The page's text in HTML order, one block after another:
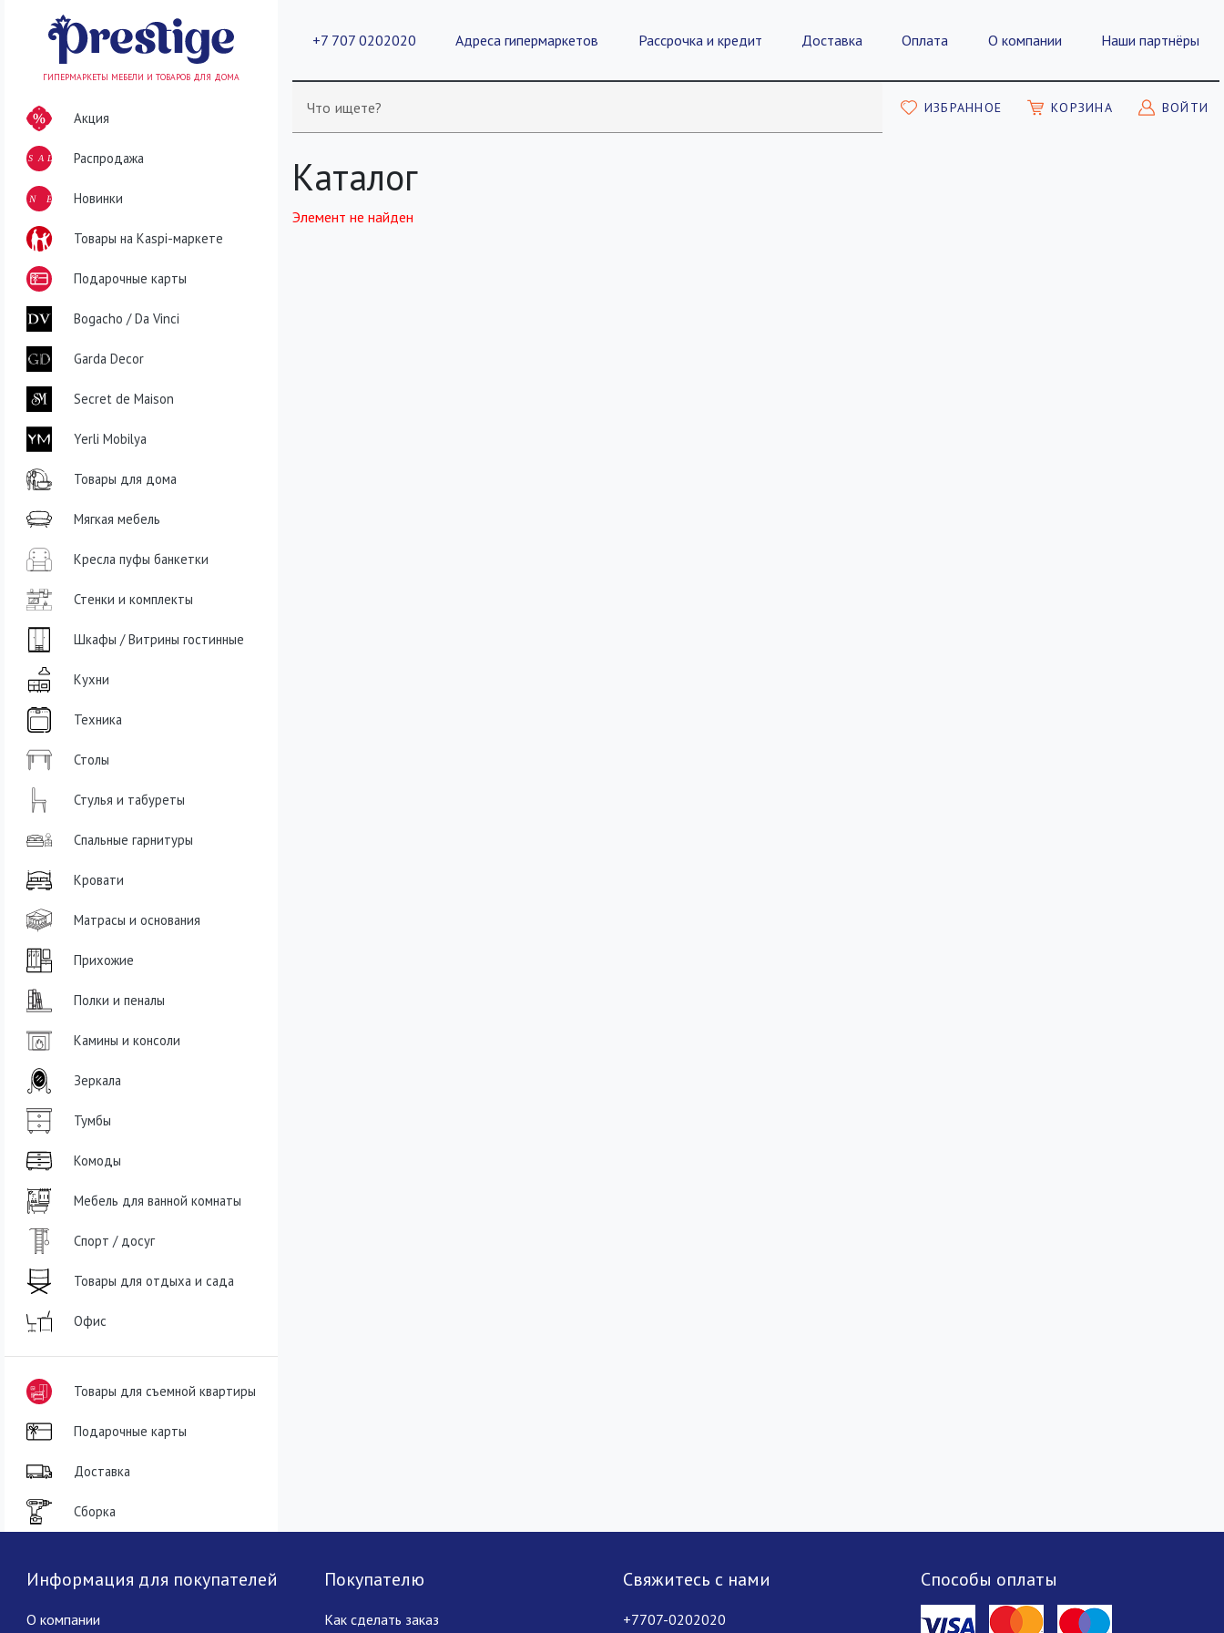
+7 707 0202020 Адреса гипермаркетов Рассрочка и кредит Доставка Оплата О компании Наши партнёры
Что ищете? ИЗБРАННОЕ КОРЗИНА ВОЙТИ
ГИПЕРМАРКЕТЫ МЕБЕЛИ И ТОВАРОВ ДЛЯ ДОМА
Акция
SALE Распродажа
NEWНовинки
Товары на Kaspi-маркете
Подарочные карты
Bogacho / Da Vinci
Garda Decor
Secret de Maison
Yerli Mobilya
Товары для дома
Мягкая мебель
Кресла пуфы банкетки
Стенки и комплекты
Шкафы / Витрины гостинные
Кухни
Техника
Столы
Стулья и табуреты
Спальные гарнитуры
Кровати
Матрасы и основания
Прихожие
Полки и пеналы
Камины и консоли
Зеркала
Тумбы
Комоды
Мебель для ванной комнаты
Спорт / досуг
Товары для отдыха и сада
Офис
Товары для съемной квартиры
Подарочные карты
Доставка
Сборка
Каталог
Элемент не найден
Информация для покупателей
О компании
Покупателю
Как сделать заказ
Свяжитесь с нами
+7707-0202020
Способы оплаты